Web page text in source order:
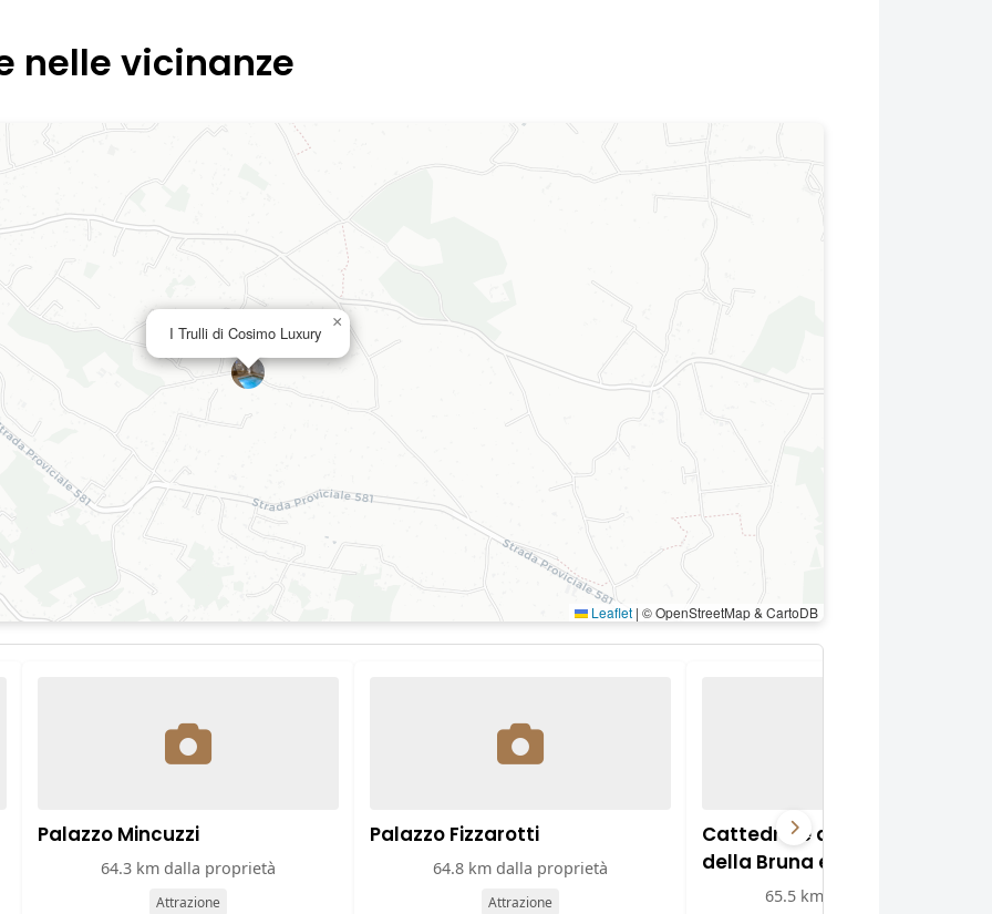
nelle vicinanze
I Trulli di Cosimo Luxury
×
Leaflet | © OpenStreetMap & CartoDB
Palazzo Mincuzzi
64.3 km dalla proprietà
Attrazione
Palazzo Fizzarotti
64.8 km dalla proprietà
Attrazione
Cattedrale della Madonna
della Bruna e di
65.5 km dalla proprietà